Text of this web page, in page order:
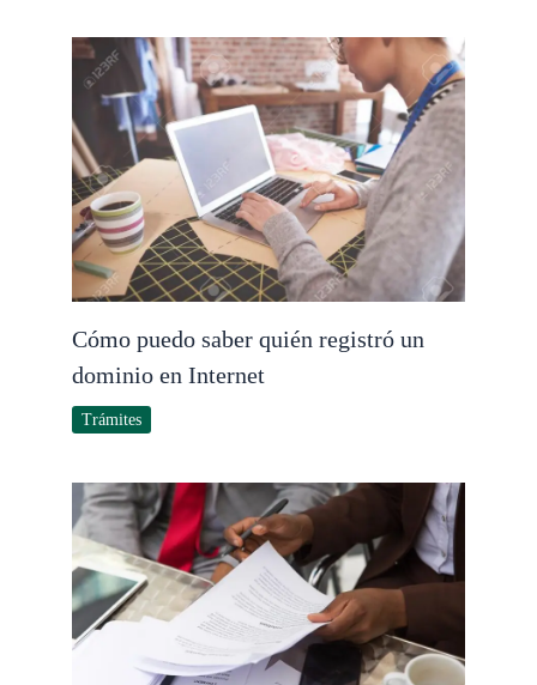
Cómo puedo saber quién registró un
dominio en Internet
Trámites